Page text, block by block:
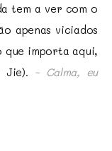
tem a ver com o
apenas viciados
que importa aqui,
Jie). ~ Calma, eu